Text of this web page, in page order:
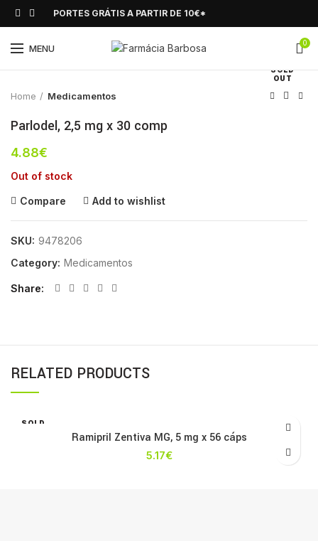
PORTES GRÁTIS A PARTIR DE 10€*
MENU 0
SOLD
OUT
Click to enlarge
Home Medicamentos
Parlodel, 2,5 mg x 30 comp
4.88€
Out of stock
Compare Add to wishlist
SKU: 9478206
Category: Medicamentos
Share
RELATED PRODUCTS
SOLD
Ramipril Zentiva MG, 5 mg x 56 cáps
5.17€